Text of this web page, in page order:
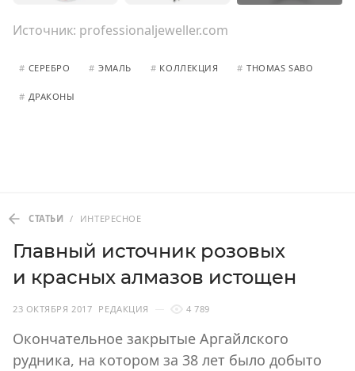
Источник: professionaljeweller.com
# СЕРЕБРО # ЭМАЛЬ # КОЛЛЕКЦИЯ # THOMAS SABO
# ДРАКОНЫ
СТАТЬИ / ИНТЕРЕСНОЕ
Главный источник розовых
и красных алмазов истощен
23 ОКТЯБРЯ 2017 РЕДАКЦИЯ 4 789
Окончательное закрытые Аргайлского
рудника, на котором за 38 лет было добыто